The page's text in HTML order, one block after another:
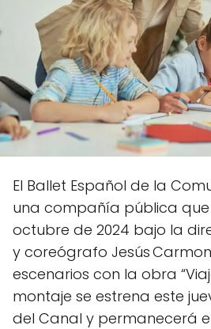
El Ballet Español de la
una compañía pública
octubre de 2024 bajo la
y coreógrafo Jesús
escenarios con la obra
montaje se estrena este
del Canal y permanecerá